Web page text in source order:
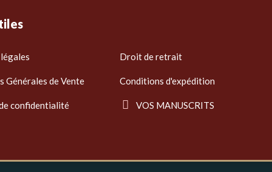
Générales de Vente
confidentialité
Droit de retrait
Conditions d'expédition
VOS MANUSCRITS